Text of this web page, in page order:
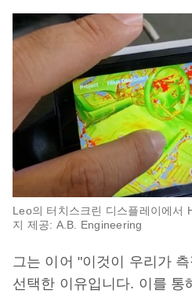
Leo의 터치스크린 디스플레이에서
지 제공: A.B. Engineering
그는 이어 "이것이 우리가
선택한 이유입니다. 이를 통